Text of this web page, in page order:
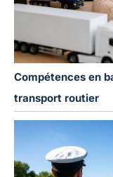
Compétences en
transport routier